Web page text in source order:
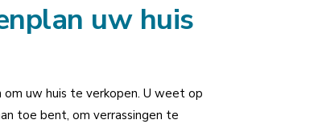
uw huis
uw huis te verkopen. U weet op
toe bent, om verrassingen te